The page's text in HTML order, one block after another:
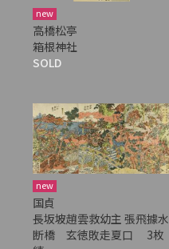
new
高橋松亭
箱根神社
SOLD
new
国貞
長坂坡趙雲救幼主 張飛據水
断橋 玄徳敗走夏口 3枚